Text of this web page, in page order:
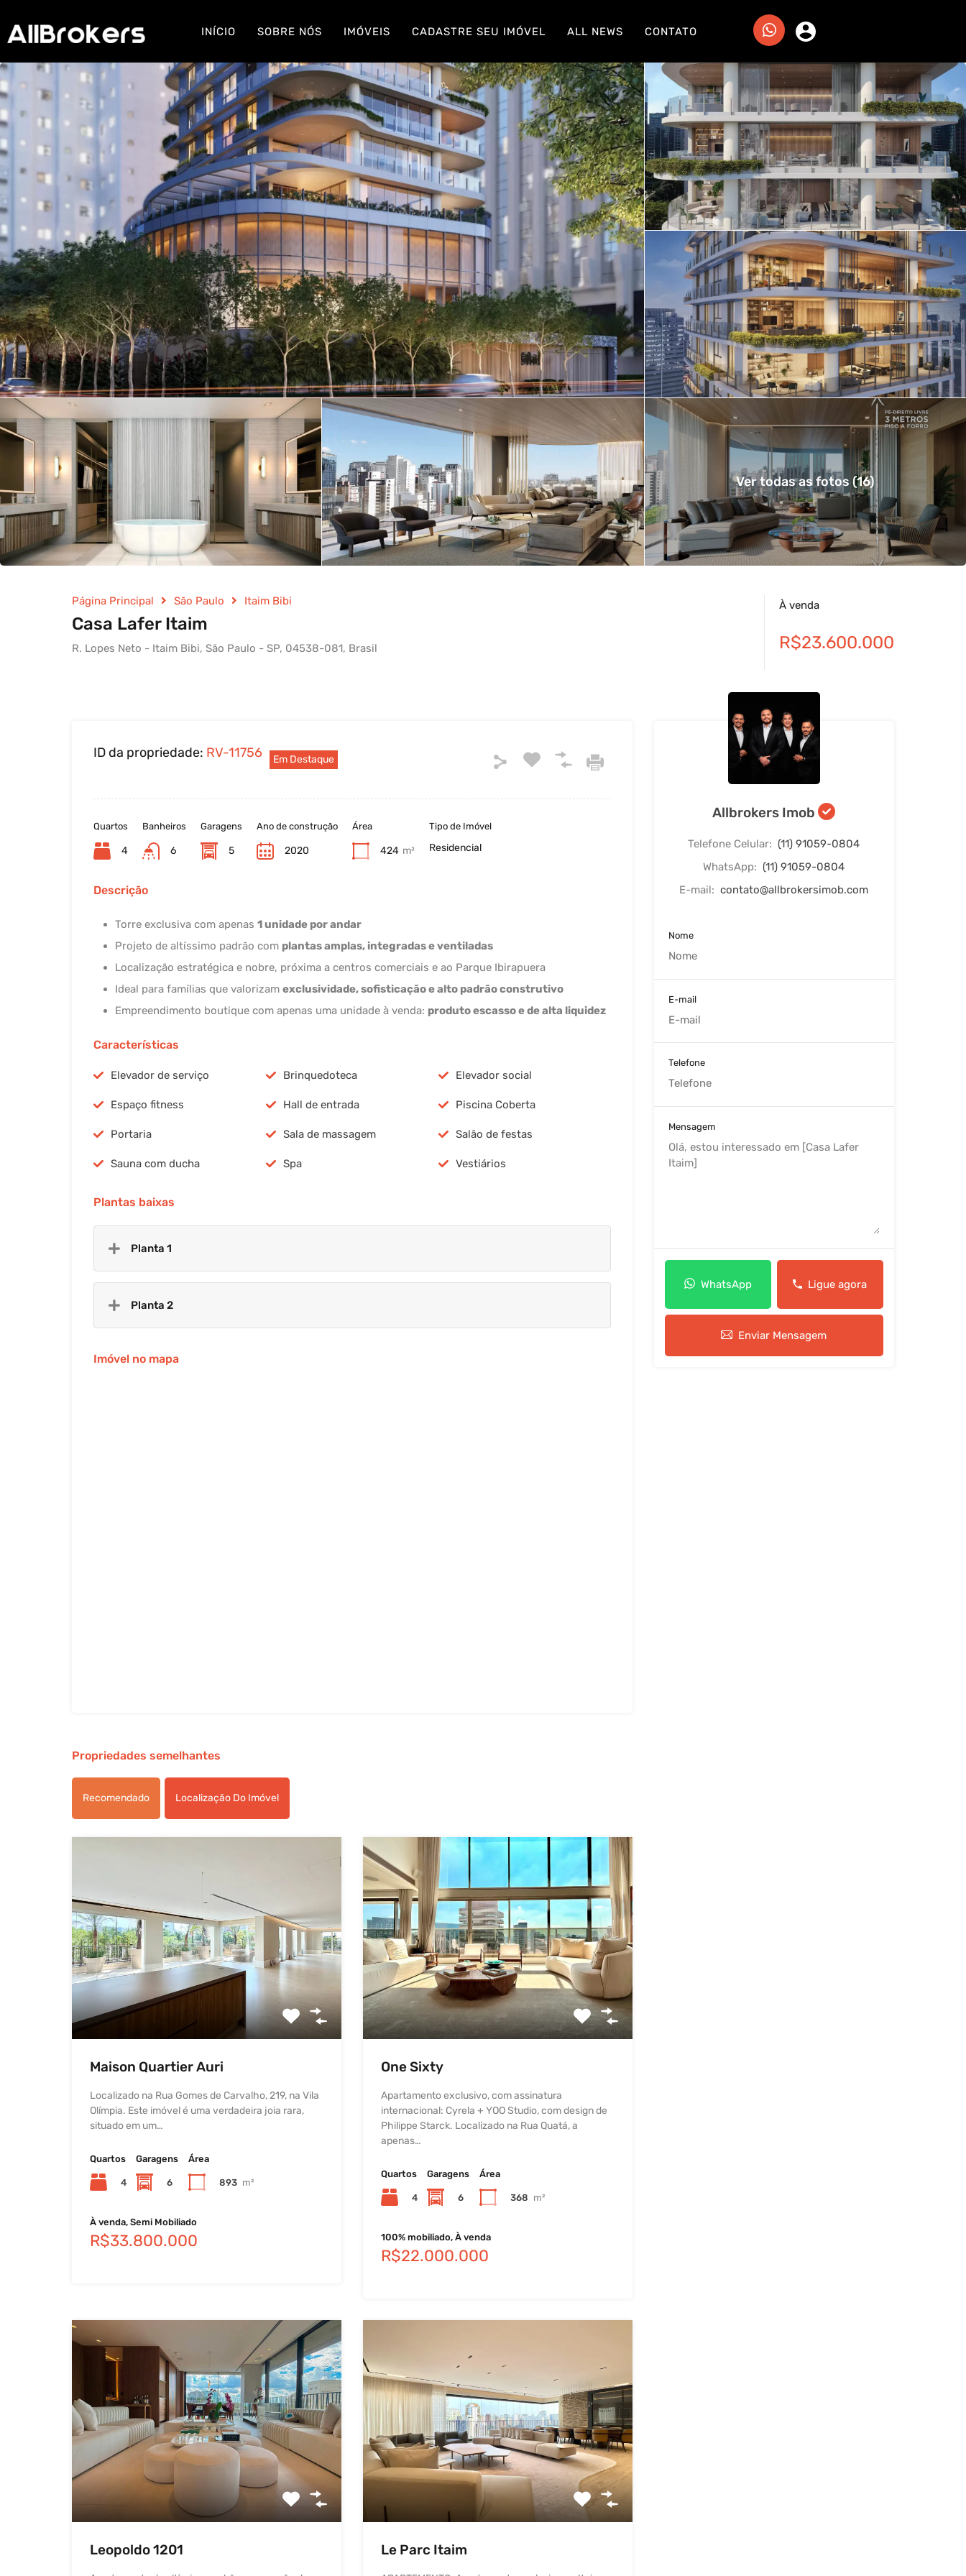
INÍCIO SOBRE NÓS IMÓVEIS CADASTRE SEU IMÓVEL ALL NEWS CONTATO
Ver todas as fotos (16)
Página Principal São Paulo Itaim Bibi
Casa Lafer Itaim
R. Lopes Neto - Itaim Bibi, São Paulo - SP, 04538-081, Brasil
À venda
R$23.600.000
ID da propriedade: RV-11756 Em Destaque
Quartos
4
Banheiros
6
Garagens
5
Ano de construção
2020
Área
424 m²
Tipo de Imóvel
Residencial
Descrição
Torre exclusiva com apenas 1 unidade por andar
Projeto de altíssimo padrão com plantas amplas, integradas e ventiladas
Localização estratégica e nobre, próxima a centros comerciais e ao Parque Ibirapuera
Ideal para famílias que valorizam exclusividade, sofisticação e alto padrão construtivo
Empreendimento boutique com apenas uma unidade à venda: produto escasso e de alta liquidez
Características
Elevador de serviço Brinquedoteca Elevador social
Espaço fitness Hall de entrada Piscina Coberta
Portaria Sala de massagem Salão de festas
Sauna com ducha Spa Vestiários
Plantas baixas
Planta 1
Planta 2
Imóvel no mapa
Propriedades semelhantes
Recomendado Localização Do Imóvel
Maison Quartier Auri
Localizado na Rua Gomes de Carvalho, 219, na Vila
Olímpia. Este imóvel é uma verdadeira joia rara,
situado em um…
Quartos
4
Garagens
6
Área
893 m²
À venda, Semi Mobiliado
R$33.800.000
One Sixty
Apartamento exclusivo, com assinatura
internacional: Cyrela + YOO Studio, com design de
Philippe Starck. Localizado na Rua Quatá, a
apenas…
Quartos
4
Garagens
6
Área
368 m²
100% mobiliado, À venda
R$22.000.000
Leopoldo 1201 Le Parc Itaim
Allbrokers Imob
Telefone Celular: (11) 91059-0804
WhatsApp: (11) 91059-0804
E-mail: contato@allbrokersimob.com
Nome
E-mail
Telefone
Mensagem
WhatsApp Ligue agora
Enviar Mensagem